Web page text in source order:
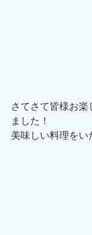
さてさて皆様お楽
ました！
美味しい料理をい